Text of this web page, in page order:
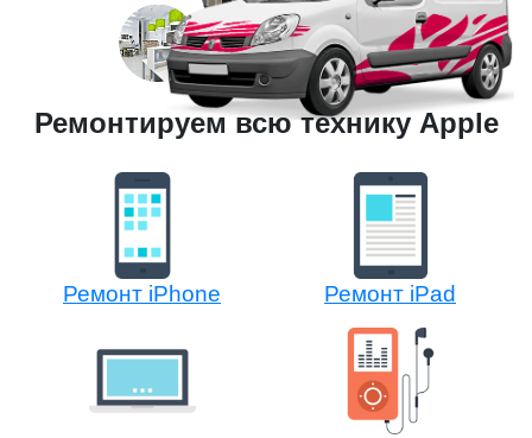
Ремонтируем всю технику Apple
Ремонт iPhone Ремонт iPad